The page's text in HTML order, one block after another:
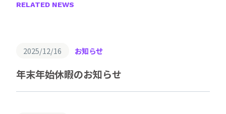
RELATED NEWS
2025/12/16 お知らせ
年末年始休暇のお知らせ